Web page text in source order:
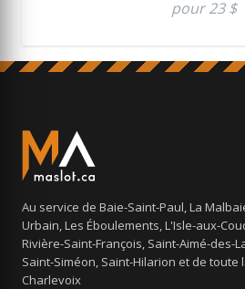
pour 23 $
Au service de Baie-Saint-Paul, La
Urbain, Les Éboulements, L'Isle-aux-
Rivière-Saint-François, Saint-Aimé-des-
Saint-Siméon, Saint-Hilarion et de toute
Charlevoix